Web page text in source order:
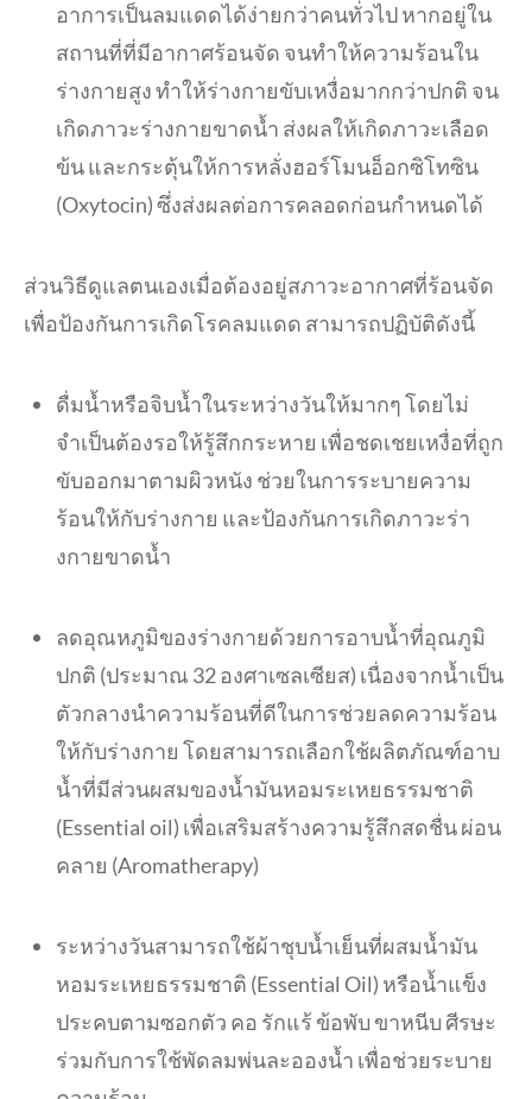
อาการเป็นลมแดดได้ง่ายกว่าคนทั่วไป หากอยู่ใน
สถานที่ที่มีอากาศร้อนจัด จนทำให้ความร้อนใน
ร่างกายสูง ทำให้ร่างกายขับเหงื่อมากกว่าปกติ จน
เกิดภาวะร่างกายขาดน้ำ ส่งผลให้เกิดภาวะเลือด
ข้น และกระตุ้นให้การหลั่งฮอร์โมนอ็อกซิโทซิน
(Oxytocin) ซึ่งส่งผลต่อการคลอดก่อนกำหนดได้
ส่วนวิธีดูแลตนเองเมื่อต้องอยู่สภาวะอากาศที่ร้อนจัด
เพื่อป้องกันการเกิดโรคลมแดด สามารถปฏิบัติดังนี้
ดื่มน้ำหรือจิบน้ำในระหว่างวันให้มากๆ โดยไม่
จำเป็นต้องรอให้รู้สึกกระหาย เพื่อชดเชยเหงื่อที่ถูก
ขับออกมาตามผิวหนัง ช่วยในการระบายความ
ร้อนให้กับร่างกาย และป้องกันการเกิดภาวะร่า
งกายขาดน้ำ
ลดอุณหภูมิของร่างกายด้วยการอาบน้ำที่อุณภูมิ
ปกติ (ประมาณ 32 องศาเซลเซียส) เนื่องจากน้ำเป็น
ตัวกลางนำความร้อนที่ดีในการช่วยลดความร้อน
ให้กับร่างกาย โดยสามารถเลือกใช้ผลิตภัณฑ์อาบ
น้ำที่มีส่วนผสมของน้ำมันหอมระเหยธรรมชาติ
(Essential oil) เพื่อเสริมสร้างความรู้สึกสดชื่น ผ่อน
คลาย (Aromatherapy)
ระหว่างวันสามารถใช้ผ้าชุบน้ำเย็นที่ผสมน้ำมัน
หอมระเหยธรรมชาติ (Essential Oil) หรือน้ำแข็ง
ประคบตามซอกตัว คอ รักแร้ ข้อพับ ขาหนีบ ศีรษะ
ร่วมกับการใช้พัดลมพ่นละอองน้ำ เพื่อช่วยระบาย